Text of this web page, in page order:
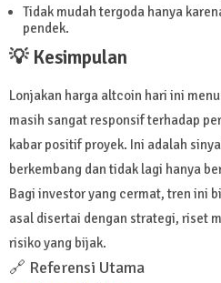
Tidak mudah tergoda hanya
pendek.
💡 Kesimpulan
Lonjakan harga altcoin hari ini
masih sangat responsif terhadap
kabar positif proyek. Ini adalah
berkembang dan tidak lagi hanya
Bagi investor yang cermat, tren ini
asal disertai dengan strategi, riset
risiko yang bijak.
🔗 Referensi Utama